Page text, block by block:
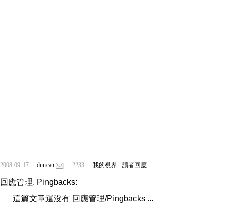
2008-09-17 - duncan - 2233 - 我的視界 - 讀者回應
回應管理, Pingbacks:
這篇文章還沒有 回應管理/Pingbacks ...